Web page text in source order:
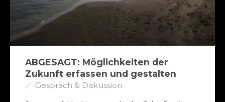
ABGESAGT: Möglichkeiten der
Zukunft erfassen und gestalten
Gespräch & Diskussion